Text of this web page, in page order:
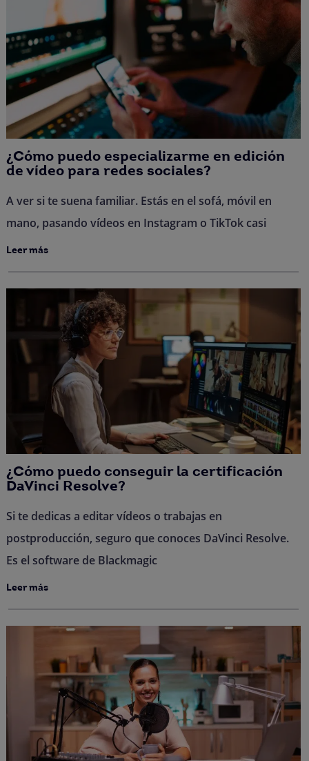
¿Cómo puedo especializarme en edición
de vídeo para redes sociales?
A ver si te suena familiar. Estás en el sofá, móvil en
mano, pasando vídeos en Instagram o TikTok casi
Leer más
¿Cómo puedo conseguir la certificación
DaVinci Resolve?
Si te dedicas a editar vídeos o trabajas en
postproducción, seguro que conoces DaVinci Resolve.
Es el software de Blackmagic
Leer más